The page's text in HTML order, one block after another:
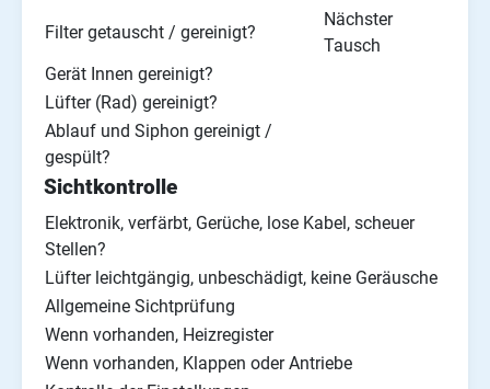
Filter getauscht / gereinigt?
Nächster
Tausch
Gerät Innen gereinigt?
Lüfter (Rad) gereinigt?
Ablauf und Siphon gereinigt /
gespült?
Sichtkontrolle
Elektronik, verfärbt, Gerüche, lose Kabel, scheuer
Stellen?
Lüfter leichtgängig, unbeschädigt, keine Geräusche
Allgemeine Sichtprüfung
Wenn vorhanden, Heizregister
Wenn vorhanden, Klappen oder Antriebe